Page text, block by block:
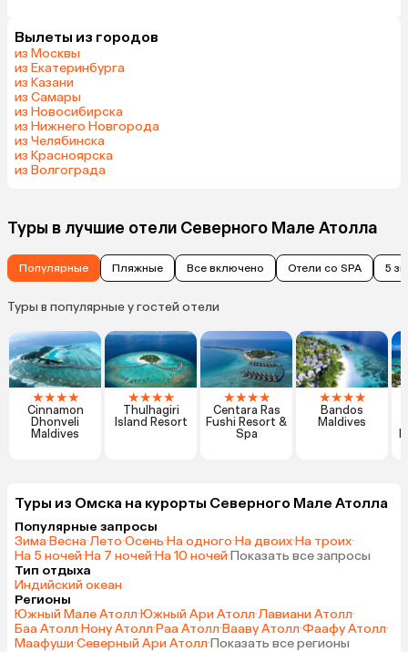
Вылеты из городов
из Москвы
из Екатеринбурга
из Казани
из Самары
из Новосибирска
из Нижнего Новгорода
из Челябинска
из Красноярска
из Волгограда
Туры в лучшие отели Северного Мале Атолла
Популярные Пляжные Все включено Отели со SPA 5
Туры в популярные у гостей отели
★★★★
Cinnamon
Dhonveli
Maldives
★★★★
Thulhagiri
Island Resort
★★★★
Centara Ras
Fushi Resort &
Spa
★★★★
Bandos
Maldives
Туры из Омска на курорты Северного Мале Атолла
Популярные запросы
Зима·Весна·Лето·Осень·На одного·На двоих·На троих·
На 5 ночей·На 7 ночей·На 10 ночей·Показать все запросы
Тип отдыха
Индийский океан
Регионы
Южный Мале Атолл·Южный Ари Атолл·Лавиани Атолл·
Баа Атолл·Нону Атолл·Раа Атолл·Вааву Атолл·Фаафу Атолл·
Маафуши·Северный Ари Атолл·Показать все регионы